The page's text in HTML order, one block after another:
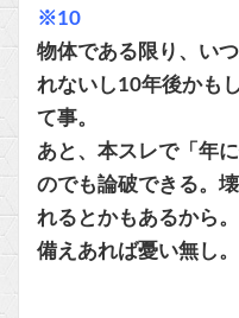
※10
物体である限り、い
れないし10年後かも
て事。
あと、本スレで「年
のでも論破できる。
れるとかもあるから。
備えあれば憂い無し。